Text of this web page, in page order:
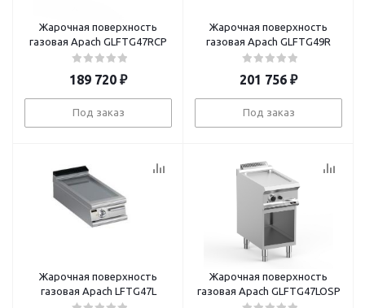
Жарочная поверхность
газовая Apach GLFTG47RCP
189 720 ₽
Под заказ
Жарочная поверхность
газовая Apach GLFTG49R
201 756 ₽
Под заказ
Жарочная поверхность
газовая Apach LFTG47L
Жарочная поверхность
газовая Apach GLFTG47LOSP